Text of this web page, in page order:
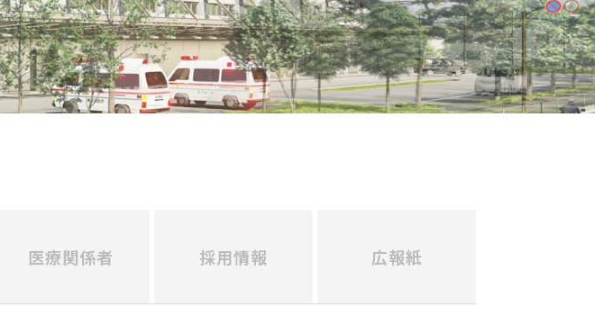
医療関係者 採用情報 広報紙